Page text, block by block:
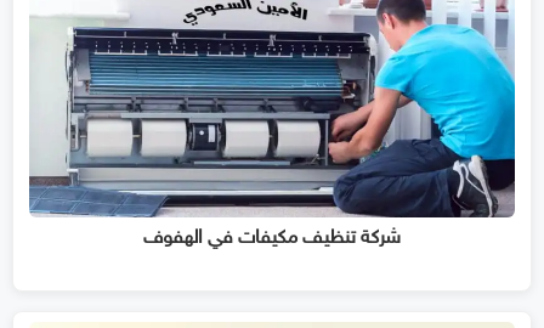
شركة تنظيف مكيفات في الهفوف